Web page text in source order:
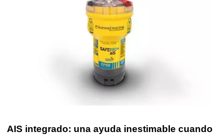
AIS integrado: una ayuda inestimable cuando